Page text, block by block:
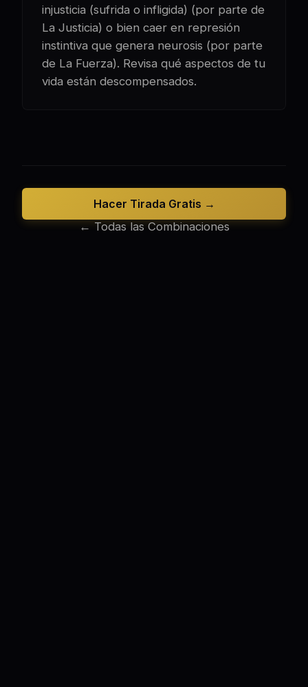
injusticia (sufrida o infligida) (por parte de
La Justicia) o bien caer en represión
instintiva que genera neurosis (por parte
de La Fuerza). Revisa qué aspectos de tu
vida están descompensados.
← Todas las Combinaciones
Hacer Tirada Gratis →